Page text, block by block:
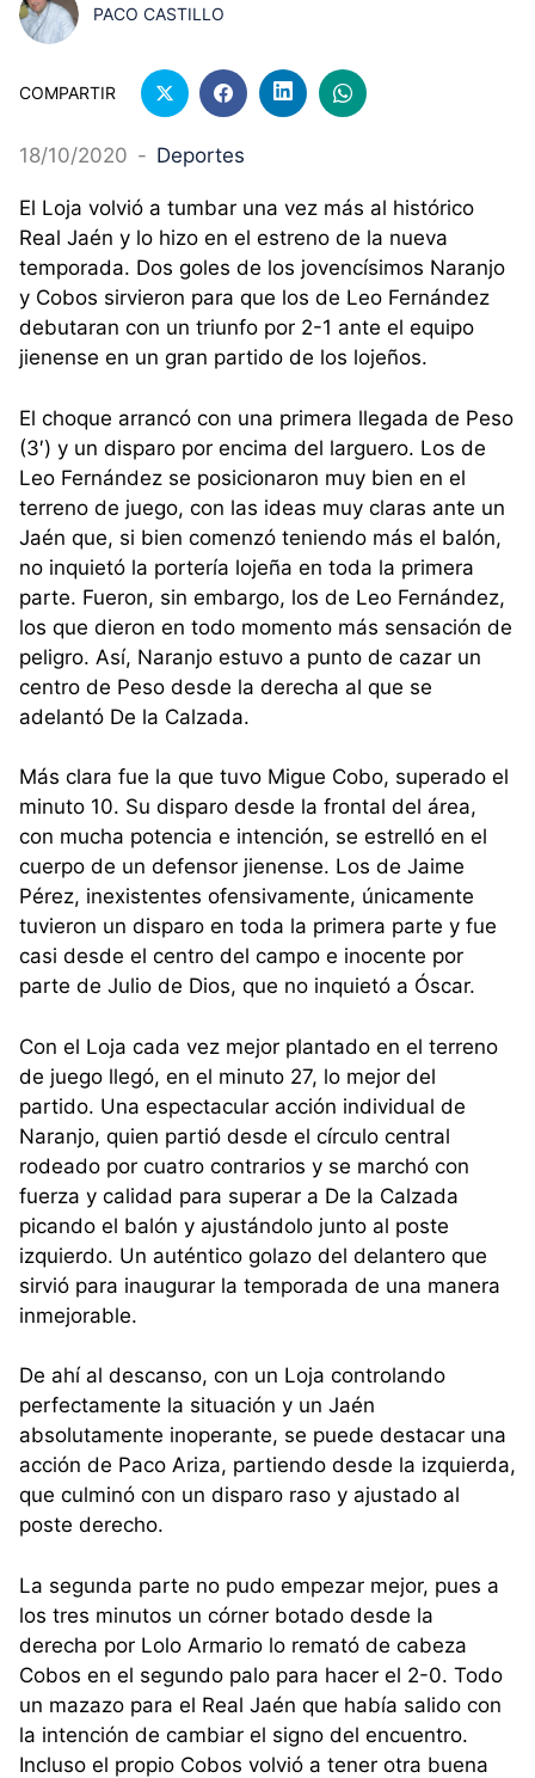
PACO CASTILLO
COMPARTIR
18/10/2020 - Deportes
El Loja volvió a tumbar una vez más al histórico
Real Jaén y lo hizo en el estreno de la nueva
temporada. Dos goles de los jovencísimos Naranjo
y Cobos sirvieron para que los de Leo Fernández
debutaran con un triunfo por 2-1 ante el equipo
jienense en un gran partido de los lojeños.
El choque arrancó con una primera llegada de Peso
(3′) y un disparo por encima del larguero. Los de
Leo Fernández se posicionaron muy bien en el
terreno de juego, con las ideas muy claras ante un
Jaén que, si bien comenzó teniendo más el balón,
no inquietó la portería lojeña en toda la primera
parte. Fueron, sin embargo, los de Leo Fernández,
los que dieron en todo momento más sensación de
peligro. Así, Naranjo estuvo a punto de cazar un
centro de Peso desde la derecha al que se
adelantó De la Calzada.
Más clara fue la que tuvo Migue Cobo, superado el
minuto 10. Su disparo desde la frontal del área,
con mucha potencia e intención, se estrelló en el
cuerpo de un defensor jienense. Los de Jaime
Pérez, inexistentes ofensivamente, únicamente
tuvieron un disparo en toda la primera parte y fue
casi desde el centro del campo e inocente por
parte de Julio de Dios, que no inquietó a Óscar.
Con el Loja cada vez mejor plantado en el terreno
de juego llegó, en el minuto 27, lo mejor del
partido. Una espectacular acción individual de
Naranjo, quien partió desde el círculo central
rodeado por cuatro contrarios y se marchó con
fuerza y calidad para superar a De la Calzada
picando el balón y ajustándolo junto al poste
izquierdo. Un auténtico golazo del delantero que
sirvió para inaugurar la temporada de una manera
inmejorable.
De ahí al descanso, con un Loja controlando
perfectamente la situación y un Jaén
absolutamente inoperante, se puede destacar una
acción de Paco Ariza, partiendo desde la izquierda,
que culminó con un disparo raso y ajustado al
poste derecho.
La segunda parte no pudo empezar mejor, pues a
los tres minutos un córner botado desde la
derecha por Lolo Armario lo remató de cabeza
Cobos en el segundo palo para hacer el 2-0. Todo
un mazazo para el Real Jaén que había salido con
la intención de cambiar el signo del encuentro.
Incluso el propio Cobos volvió a tener otra buena